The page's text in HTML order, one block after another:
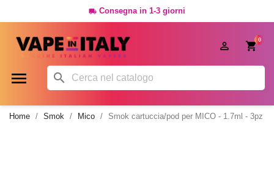
 Consegna in 1-3 giorni
0

 
Home Smok Mico Smok cartuccia/pod per MICO - 1.7ml - 3pz